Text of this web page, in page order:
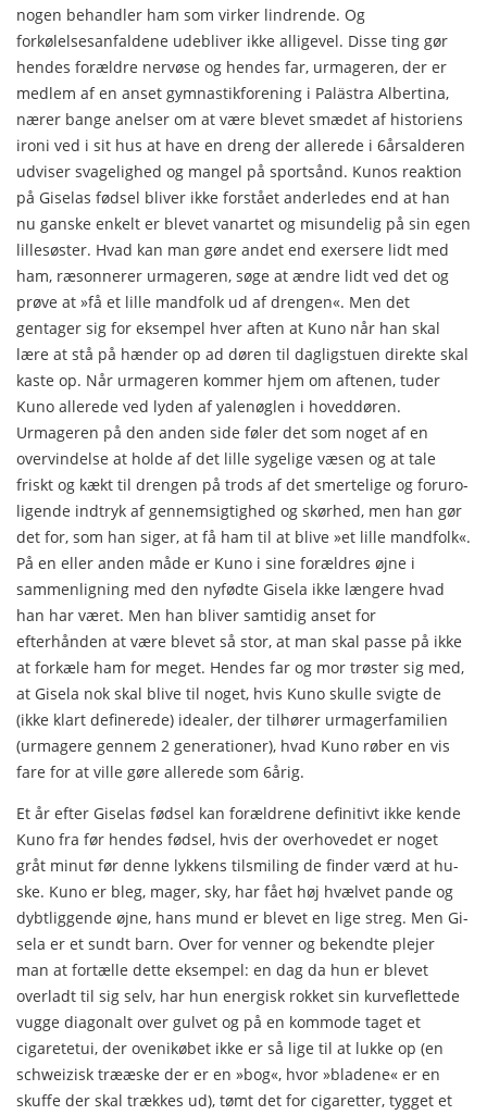
nogen behandler ham som virker lindrende. Og
forkølelsesanfaldene udebliver ikke alligevel. Disse ting gør
hendes forældre nervøse og hendes far, urmageren, der er
medlem af en anset gymnastikforening i Palästra Albertina,
nærer bange anelser om at være blevet smædet af historiens
ironi ved i sit hus at have en dreng der allerede i 6årsalderen
udviser svagelighed og mangel på sports­ånd. Kunos reaktion
på Giselas fødsel bliver ikke forstået an­derledes end at han
nu ganske enkelt er blevet vanartet og misundelig på sin egen
lillesøster. Hvad kan man gøre andet end exersere lidt med
ham, ræsonnerer urmageren, søge at æn­dre lidt ved det og
prøve at »få et lille mandfolk ud af dren­gen«. Men det
gentager sig for eksempel hver aften at Kuno når han skal
lære at stå på hænder op ad døren til dagligstuen direkte skal
kaste op. Når urmageren kommer hjem om afte­nen, tuder
Kuno allerede ved lyden af yalenøglen i hoveddø­ren.
Urmageren på den anden side føler det som noget af en
overvindelse at holde af det lille sygelige væsen og at tale
friskt og kækt til drengen på trods af det smertelige og foruro­
ligende indtryk af gennemsigtighed og skørhed, men han gør
det for, som han siger, at få ham til at blive »et lille mand­folk«.
På en eller anden måde er Kuno i sine forældres øjne i
sammenligning med den nyfødte Gisela ikke længere hvad
han har været. Men han bliver samtidig anset for
efterhånden at være blevet så stor, at man skal passe på ikke
at forkæle ham for meget. Hendes far og mor trøster sig med,
at Gisela nok skal blive til noget, hvis Kuno skulle svigte de
(ikke klart definerede) idealer, der tilhører urmagerfamilien
(urmagere gennem 2 generationer), hvad Kuno røber en vis
fare for at ville gøre allerede som 6årig.
Et år efter Giselas fødsel kan forældrene definitivt ikke ken­de
Kuno fra før hendes fødsel, hvis der overhovedet er noget
gråt minut før denne lykkens tilsmiling de finder værd at hu­
ske. Kuno er bleg, mager, sky, har fået høj hvælvet pande og
dybtliggende øjne, hans mund er blevet en lige streg. Men Gi­
sela er et sundt barn. Over for venner og bekendte plejer
man at fortælle dette eksempel: en dag da hun er blevet
overladt til sig selv, har hun energisk rokket sin kurveflettede
vugge diagonalt over gulvet og på en kommode taget et
cigaretetui, der ovenikøbet ikke er så lige til at lukke op (en
schweizisk trææske der er en »bog«, hvor »bladene« er en
skuffe der skal trækkes ud), tømt det for cigaretter, tygget et